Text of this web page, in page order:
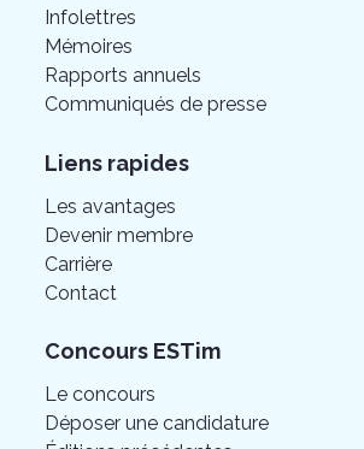
Infolettres
Mémoires
Rapports annuels
Communiqués de presse
Liens rapides
Les avantages
Devenir membre
Carrière
Contact
Concours ESTim
Le concours
Déposer une candidature